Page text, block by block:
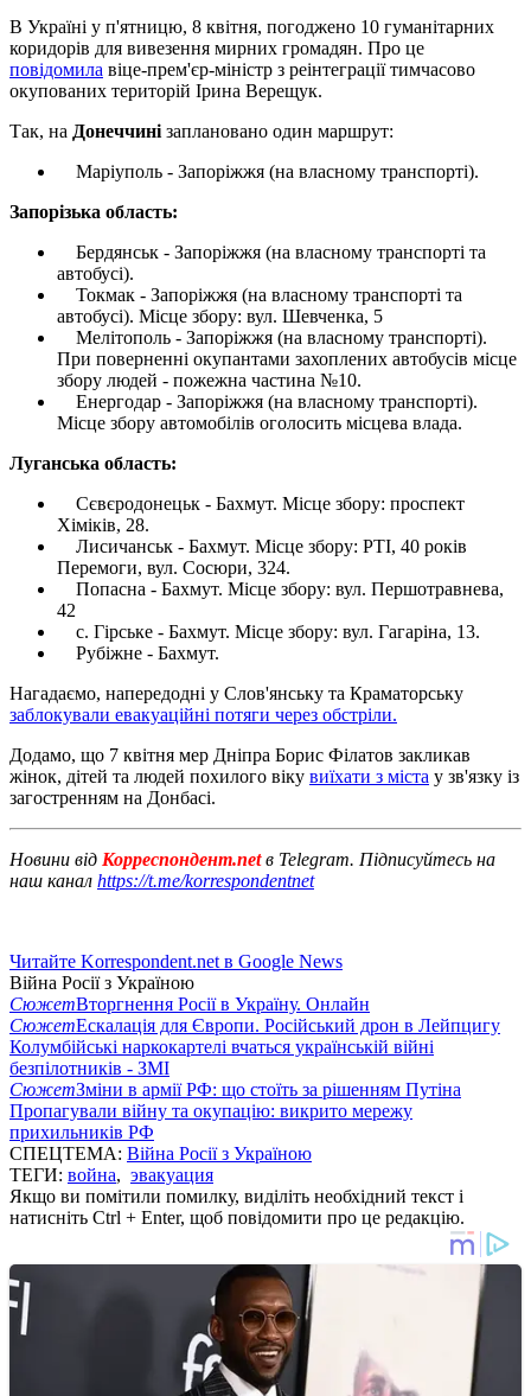
В Україні у п'ятницю, 8 квітня, погоджено 10 гуманітарних
коридорів для вивезення мирних громадян. Про це
повідомила віце-прем'єр-міністр з реінтеграції тимчасово
окупованих територій Ірина Верещук.
Так, на Донеччині заплановано один маршрут:
Маріуполь - Запоріжжя (на власному транспорті).
Запорізька область:
Бердянськ - Запоріжжя (на власному транспорті та
автобусі).
Токмак - Запоріжжя (на власному транспорті та
автобусі). Місце збору: вул. Шевченка, 5
Мелітополь - Запоріжжя (на власному транспорті).
При поверненні окупантами захоплених автобусів місце
збору людей - пожежна частина №10.
Енергодар - Запоріжжя (на власному транспорті).
Місце збору автомобілів оголосить місцева влада.
Луганська область:
Сєвєродонецьк - Бахмут. Місце збору: проспект
Хіміків, 28.
Лисичанськ - Бахмут. Місце збору: РТІ, 40 років
Перемоги, вул. Сосюри, ​​324.
Попасна - Бахмут. Місце збору: вул. Першотравнева,
42
с. Гірське - Бахмут. Місце збору: вул. Гагаріна, 13.
Рубіжне - Бахмут.
Нагадаємо, напередодні у Слов'янську та Краматорську
заблокували евакуаційні потяги через обстріли.
Додамо, що 7 квітня мер Дніпра Борис Філатов закликав
жінок, дітей та людей похилого віку виїхати з міста у зв'язку із
загостренням на Донбасі.
Новини від Корреспондент.netв Telegram. Підписуйтесь на
наш канал https://t.me/korrespondentnet
Читайте Korrespondent.net в Google News
Війна Росії з Україною
СюжетВторгнення Росії в Україну. Онлайн
СюжетЕскалація для Європи. Російський дрон в Лейпцигу
Колумбійські наркокартелі вчаться українській війні
безпілотників - ЗМІ
СюжетЗміни в армії РФ: що стоїть за рішенням Путіна
Пропагували війну та окупацію: викрито мережу
прихильників РФ
СПЕЦТЕМА: Війна Росії з Україною
ТЕГИ: война, эвакуация
Якщо ви помітили помилку, виділіть необхідний текст і
натисніть Ctrl + Enter, щоб повідомити про це редакцію.